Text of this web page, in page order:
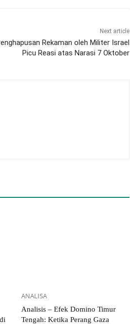
Next article
Rekaman oleh Militer Israel
Picu Reasi atas Narasi 7 Oktober
ANALISA
Analisis – Efek Domino Timur
Tengah: Ketika Perang Gaza